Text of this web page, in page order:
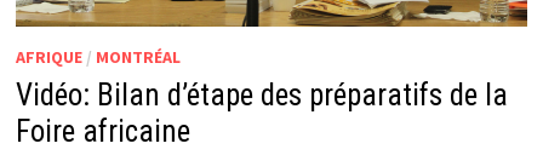
AFRIQUE/ MONTRÉAL
Vidéo: Bilan d’étape des préparatifs de la
Foire africaine